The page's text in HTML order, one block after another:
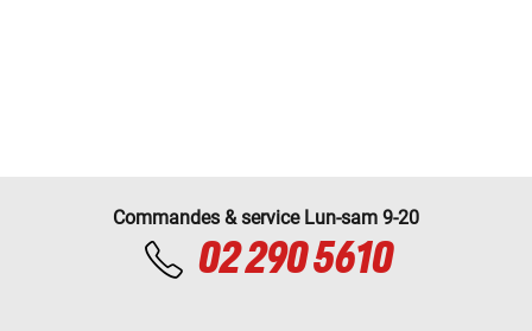
Commandes & service Lun-sam 9-20
02 290 5610